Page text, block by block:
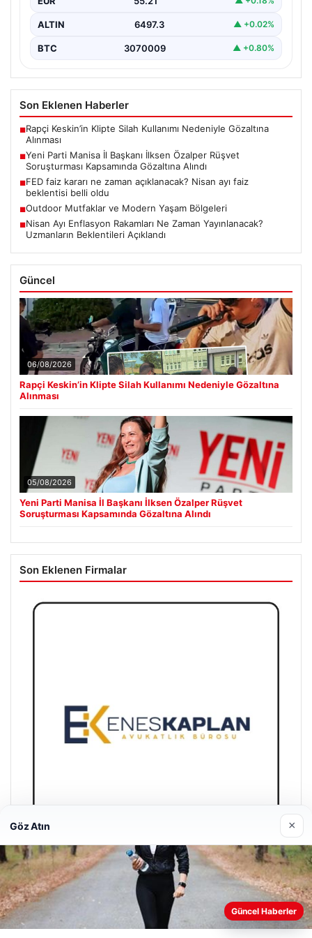
ALTIN 6497.3 ▲ +0.02%
BTC 3070009 ▲ +0.80%
Son Eklenen Haberler
■Rapçi Keskin’in Klipte Silah Kullanımı Nedeniyle Gözaltına
Alınması
■Yeni Parti Manisa İl Başkanı İlksen Özalper Rüşvet
Soruşturması Kapsamında Gözaltına Alındı
■FED faiz kararı ne zaman açıklanacak? Nisan ayı faiz
beklentisi belli oldu
■Outdoor Mutfaklar ve Modern Yaşam Bölgeleri
■Nisan Ayı Enflasyon Rakamları Ne Zaman Yayınlanacak?
Uzmanların Beklentileri Açıklandı
Güncel
06/08/2026
Rapçi Keskin’in Klipte Silah Kullanımı Nedeniyle Gözaltına
Alınması
05/08/2026
Yeni Parti Manisa İl Başkanı İlksen Özalper Rüşvet
Soruşturması Kapsamında Gözaltına Alındı
Son Eklenen Firmalar
Enes Kaplan Avukatlık Bürosu
28/04/2026
Web sitemizi nasıl kullandığınızı daha iyi anlayabilmek,
Göz Atın ×
Güncel Haberler